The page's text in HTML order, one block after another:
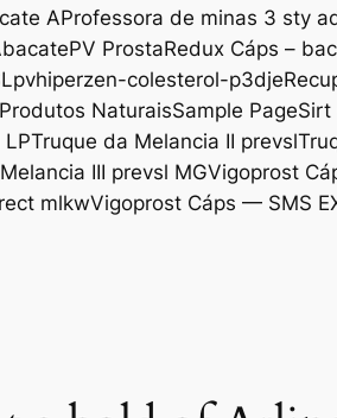
AProfessora de minas 3 sty
PV ProstaRedux Cáps –
pvhiperzen-colesterol-p3dje
NaturaisSample PageSirt
Truque da Melancia II prevsl
III prevsl MGVigoprost
mlkwVigoprost Cáps — SMS